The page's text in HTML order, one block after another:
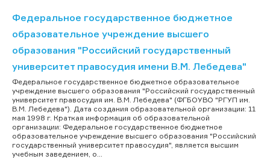
Федеральное государственное бюджетное
образовательное учреждение высшего
образования "Российский государственный
университет правосудия имени В.М. Лебедева"
Федеральное государственное бюджетное образовательное
учреждение высшего образования "Российский государственный
университет правосудия им. В.М. Лебедева" (ФГБОУВО "РГУП им.
В.М. Лебедева"). Дата создания образовательной организации: 11
мая 1998 г. Краткая информация об образовательной
организации: Федеральное государственное бюджетное
образовательное учреждение высшего образования "Российский
государственный университет правосудия", является высшим
учебным заведением, о...